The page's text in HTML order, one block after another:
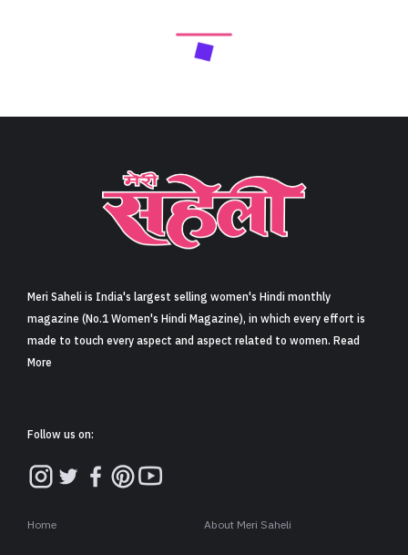
Meri Saheli is India's largest selling women's Hindi monthly
magazine (No.1 Women's Hindi Magazine), in which every effort is
made to touch every aspect and aspect related to women. Read
More
Follow us on:
Home About Meri Saheli